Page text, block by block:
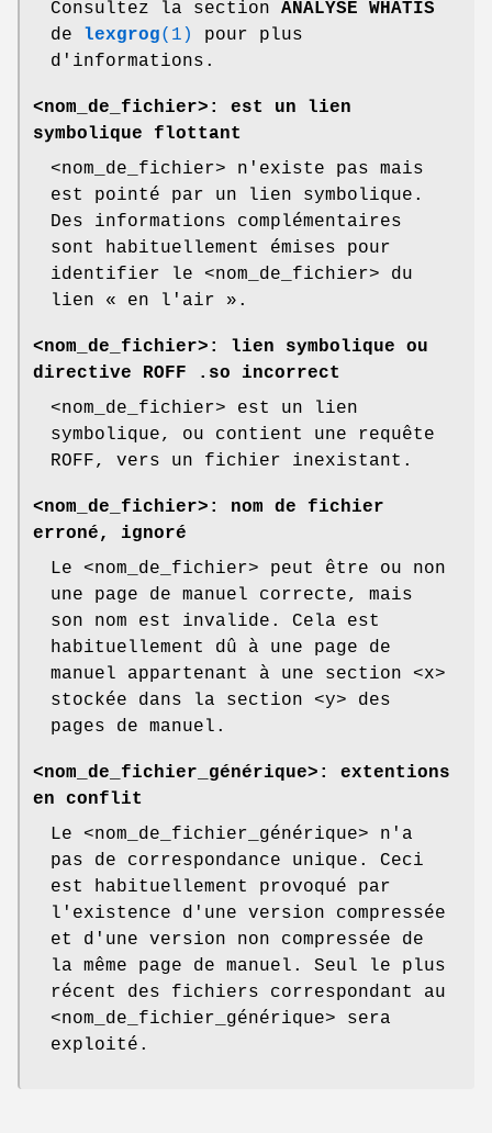
Consultez la section ANALYSE WHATIS
de lexgrog(1)
pour plus
d'informations.
<nom_de_fichier>: est un lien
symbolique flottant
<nom_de_fichier> n'existe pas mais
est pointé par un lien symbolique.
Des informations complémentaires
sont habituellement émises pour
identifier le <nom_de_fichier> du
lien « en l'air ».
<nom_de_fichier>: lien symbolique ou
directive ROFF .so incorrect
<nom_de_fichier> est un lien
symbolique, ou contient une requête
ROFF, vers un fichier inexistant.
<nom_de_fichier>: nom de fichier
erroné, ignoré
Le <nom_de_fichier> peut être ou non
une page de manuel correcte, mais
son nom est invalide. Cela est
habituellement dû à une page de
manuel appartenant à une section <x>
stockée dans la section <y> des
pages de manuel.
<nom_de_fichier_générique>: extentions
en conflit
Le <nom_de_fichier_générique> n'a
pas de correspondance unique. Ceci
est habituellement provoqué par
l'existence d'une version compressée
et d'une version non compressée de
la même page de manuel. Seul le plus
récent des fichiers correspondant au
<nom_de_fichier_générique> sera
exploité.